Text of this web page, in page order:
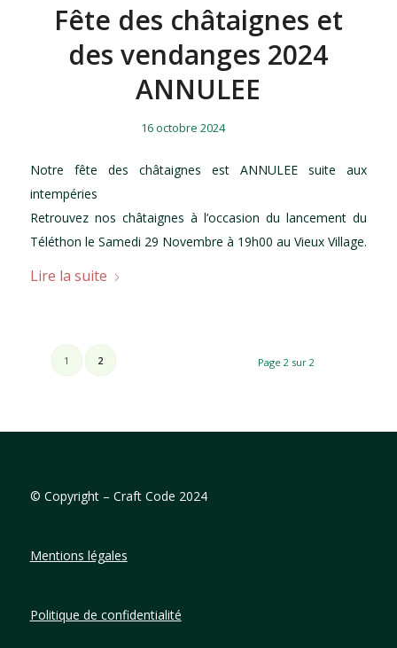
Fête des châtaignes et
des vendanges 2024
ANNULEE
16 octobre 2024
Notre fête des châtaignes est ANNULEE suite aux
intempéries
Retrouvez nos châtaignes à l’occasion du lancement du
Téléthon le Samedi 29 Novembre à 19h00 au Vieux Village.
Lire la suite
Page 2 sur 2
1 2
© Copyright – Craft Code 2024
Mentions légales
Politique de confidentialité